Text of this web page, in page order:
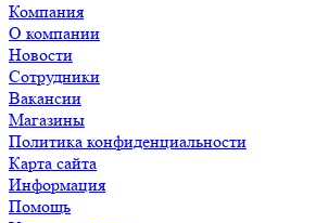
Компания
О компании
Новости
Сотрудники
Вакансии
Магазины
Политика конфиденциальности
Карта сайта
Информация
Помощь